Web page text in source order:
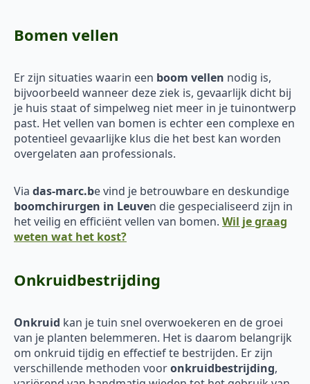
Bomen vellen
Er zijn situaties waarin een boom vellen nodig is,
bijvoorbeeld wanneer deze ziek is, gevaarlijk dicht bij
je huis staat of simpelweg niet meer in je tuinontwerp
past. Het vellen van bomen is echter een complexe en
potentieel gevaarlijke klus die het best kan worden
overgelaten aan professionals.
Via das-marc.be vind je betrouwbare en deskundige
boomchirurgen in Leuven die gespecialiseerd zijn in
het veilig en efficiënt vellen van bomen. Wil je graag
weten wat het kost?
Onkruidbestrijding
Onkruid kan je tuin snel overwoekeren en de groei
van je planten belemmeren. Het is daarom belangrijk
om onkruid tijdig en effectief te bestrijden. Er zijn
verschillende methoden vooronkruidbestrijding,